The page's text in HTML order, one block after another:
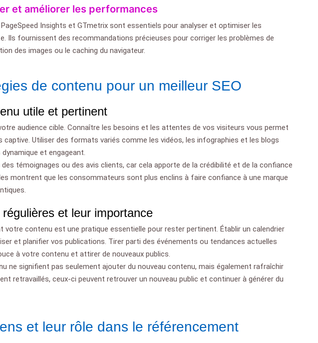
et améliorer les performances
Insights et GTmetrix sont essentiels pour analyser et optimiser les
Ils fournissent des recommandations précieuses pour corriger les problèmes de
des images ou le caching du navigateur.
de contenu pour un meilleur SEO
utile et pertinent
audience cible. Connaître les besoins et les attentes de vos visiteurs vous permet
captive. Utiliser des formats variés comme les vidéos, les infographies et les blogs
et engageant.
des témoignages ou des avis clients, car cela apporte de la crédibilité et de la confiance
montrent que les consommateurs sont plus enclins à faire confiance à une marque
et leur importance
votre contenu est une pratique essentielle pour rester pertinent. Établir un calendrier
et planifier vos publications. Tirer parti des événements ou tendances actuelles
à votre contenu et attirer de nouveaux publics.
ne signifient pas seulement ajouter du nouveau contenu, mais également rafraîchir
retravaillés, ceux-ci peuvent retrouver un nouveau public et continuer à générer du
et leur rôle dans le référencement